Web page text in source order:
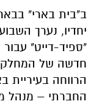
ב"בית בארי"
יחדיו, נערך
"ספיד-דייט" עבור
חדשה של
הרווחה בעיריית
החברתי – מנהל